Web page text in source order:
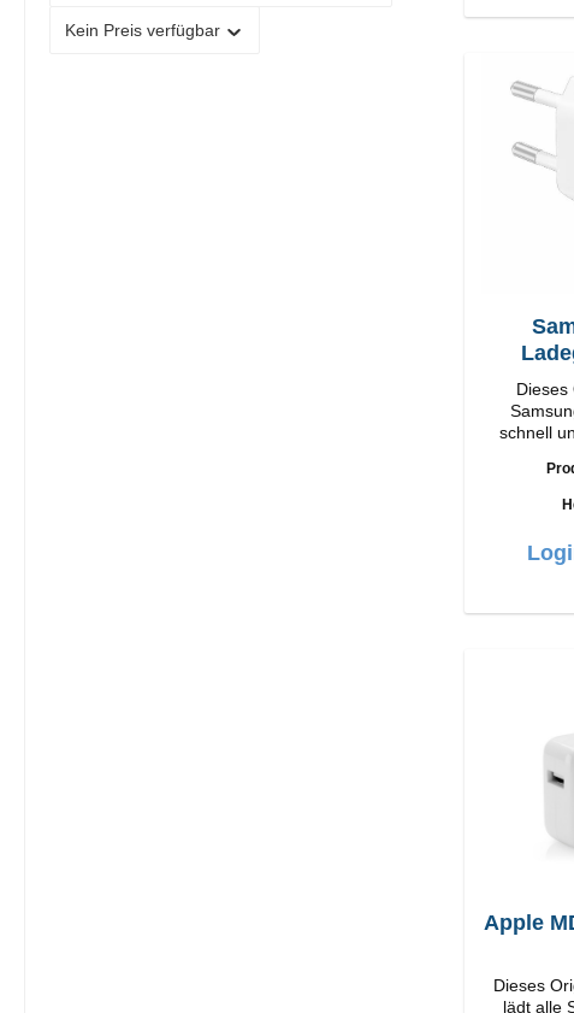
Kein Preis verfügbar
Dieses
Samsung lädt alle
schnell
Hochwertige
Apple
Dieses
lädt alle